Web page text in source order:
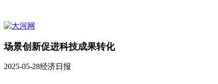
场景创新促进科技成果转化
2025-05-28经济日报